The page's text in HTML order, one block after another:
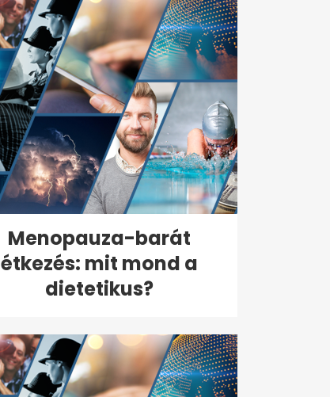
Menopauza-barát
étkezés: mit mond a
dietetikus?